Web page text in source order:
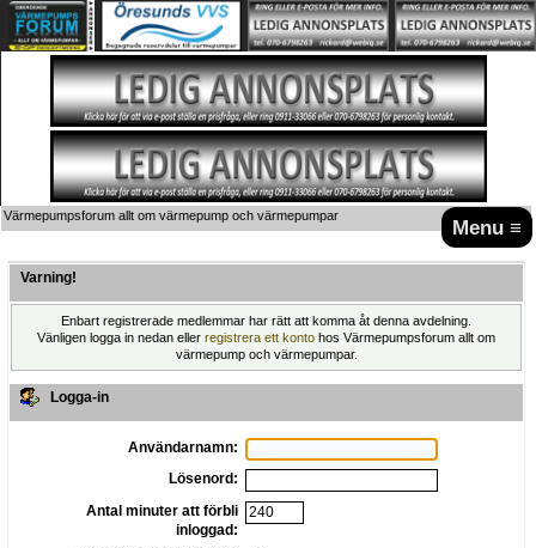
Menu ≡
Värmepumpsforum allt om värmepump och värmepumpar
Varning!
Enbart registrerade medlemmar har rätt att komma åt denna avdelning.
Vänligen logga in nedan eller registrera ett konto hos Värmepumpsforum allt om
värmepump och värmepumpar.
Logga-in
Användarnamn:
Lösenord:
Antal minuter att förbli
inloggad: